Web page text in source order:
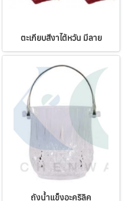
ตะเกียบสีงาไต้หวัน มีลาย
ถังน้ำแข็งอะคริลิค